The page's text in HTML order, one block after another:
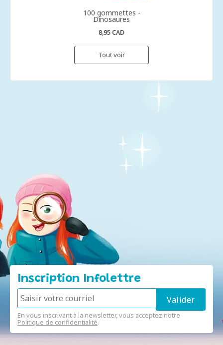
100 gommettes -
Dinosaures
8,95 CAD
Tout voir
Inscription Infolettre
En vous inscrivant à la newsletter, vous acceptez notre
Politique de confidentialité.